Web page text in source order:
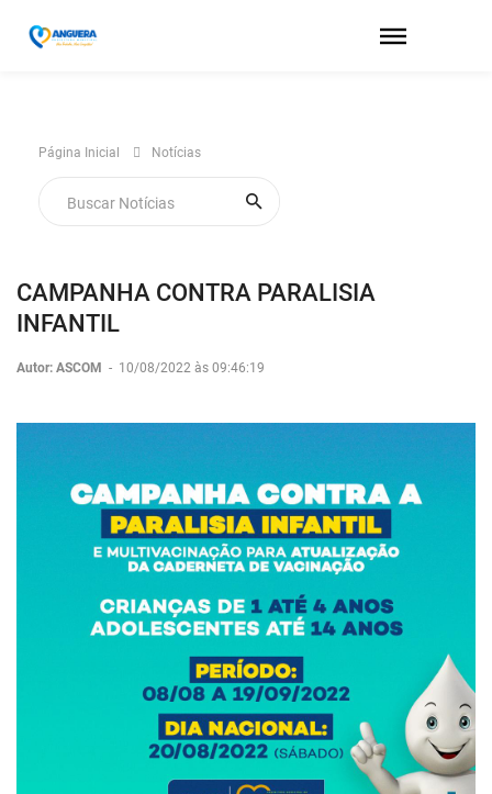
Página Inicial Notícias
CAMPANHA CONTRA PARALISIA
INFANTIL
Autor: ASCOM - 10/08/2022 às 09:46:19